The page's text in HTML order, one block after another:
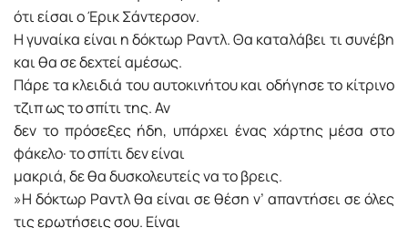
ότι είσαι ο Έρικ Σάντερσον.
Η γυναίκα είναι η δόκτωρ Ραντλ. Θα καταλάβει τι συνέβη
και θα σε δεχτεί αμέσως.
Πάρε τα κλειδιά του αυτοκινήτου και οδήγησε το κίτρινο
τζιπ ως το σπίτι της. Αν
δεν το πρόσεξες ήδη, υπάρχει ένας χάρτης μέσα στο
φάκελο· το σπίτι δεν είναι
μακριά, δε θα δυσκολευτείς να το βρεις.
»Η δόκτωρ Ραντλ θα είναι σε θέση ν’ απαντήσει σε όλες
τις ερωτήσεις σου. Είναι